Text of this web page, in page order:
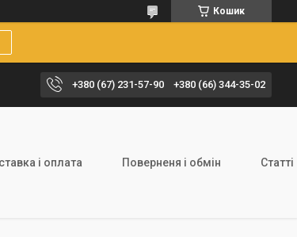
Кошик
+380 (67) 231-57-90 +380 (66) 344-35-02
і оплата Поверненя і обмін Статті